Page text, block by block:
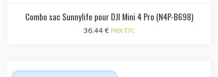
Combo sac Sunnylife pour DJI Mini 4 Pro (N4P-B698)
36.44 € PRIX TTC